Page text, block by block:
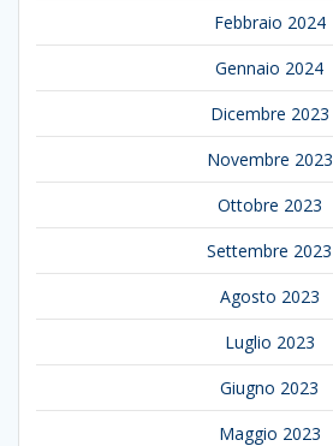
Febbraio 2024
Gennaio 2024
Dicembre 2023
Novembre 2023
Ottobre 2023
Settembre 2023
Agosto 2023
Luglio 2023
Giugno 2023
Maggio 2023